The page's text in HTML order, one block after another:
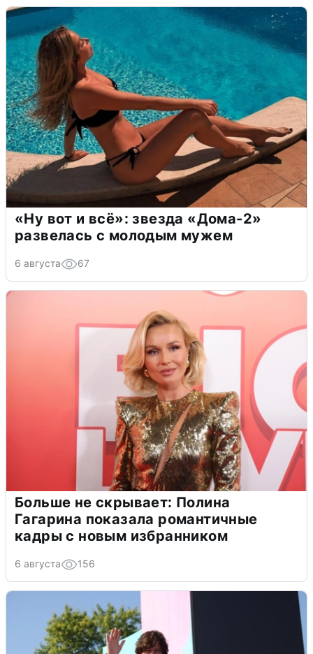
«Ну вот и всё»: звезда «Дома-2»
развелась с молодым мужем
6 августа 67
Больше не скрывает: Полина
Гагарина показала романтичные
кадры с новым избранником
6 августа 156